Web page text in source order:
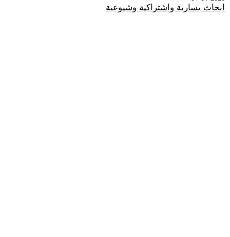
ابحاث يسارية واشتراكية وشيوعية